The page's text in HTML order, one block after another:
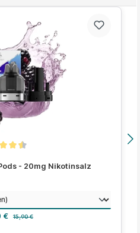
- 20mg Nikotinsalz
€ 15,90 €